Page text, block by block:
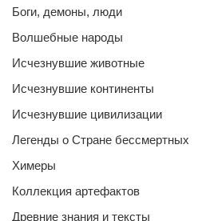
Боги, демоны, люди
Волшебные народы
Исчезнувшие животные
Исчезнувшие континенты
Исчезнувшие цивилизации
Легенды о Стране бессмертных
Химеры
Коллекция артефактов
Древние знания и тексты